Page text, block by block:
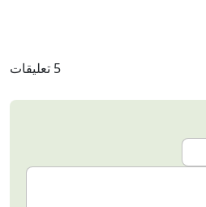
5 تعليقات